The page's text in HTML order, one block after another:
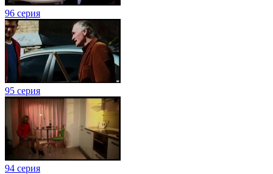
96 серия
95 серия
94 серия